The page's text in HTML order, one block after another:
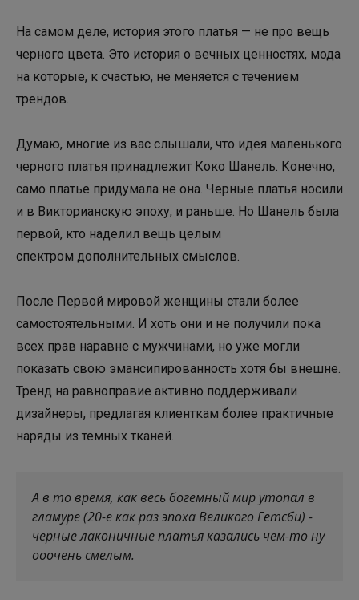
На самом деле, история этого платья — не про вещь
черного цвета. Это история о вечных ценностях, мода
на которые, к счастью, не меняется с течением
трендов.
Думаю, многие из вас слышали, что идея маленького
черного платья принадлежит Коко Шанель. Конечно,
само платье придумала не она. Черные платья носили
и в Викторианскую эпоху, и раньше. Но Шанель была
первой, кто наделил вещь целым
спектром дополнительных смыслов.
После Первой мировой женщины стали более
самостоятельными. И хоть они и не получили пока
всех прав наравне с мужчинами, но уже могли
показать свою эмансипированность хотя бы внешне.
Тренд на равноправие активно поддерживали
дизайнеры, предлагая клиенткам более практичные
наряды из темных тканей.
А в то время, как весь богемный мир утопал в
гламуре (20-е как раз эпоха Великого Гетсби) -
черные лаконичные платья казались чем-то ну
ооочень смелым.